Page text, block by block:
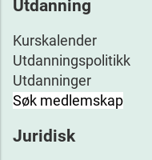
Utdanning
Kurskalender
Utdanningspolitikk
Utdanninger
Søk medlemskap
Juridisk